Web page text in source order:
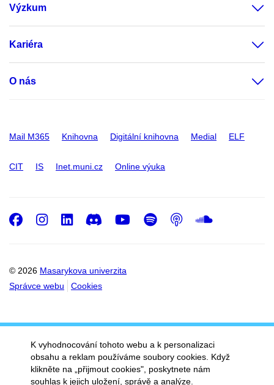
Výzkum
Kariéra
O nás
Mail M365 Knihovna Digitální knihovna Medial ELF
CIT IS Inet.muni.cz Online výuka
© 2026 Masarykova univerzita
Správce webu
Cookies
Facebook
Instagram
LinkedIn
DiscordYoutube
Spotify
Podcast
K vyhodnocování tohoto webu a k personalizaci
obsahu a reklam používáme soubory cookies. Když
klikněte na „přijmout cookies", poskytnete nám
souhlas k jejich uložení, správě a analýze.